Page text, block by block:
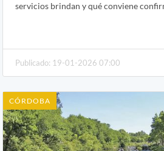
servicios brindan y qué conviene
Publicado: 19-01-2026 07:00
CÓRDOBA